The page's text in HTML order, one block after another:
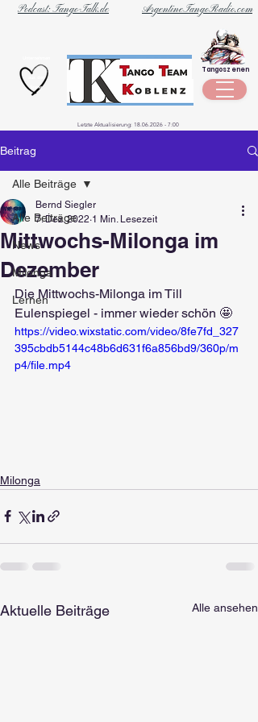
ArgentineTangoRadio.com
Podcast: Tango-Talk.de
Szene
Tangoszenen
Letzte Aktualisierung: 18.06.2026 - 7:00
Beitrag
Alle Beiträge
News
Milonga
Lernen
Alle Beiträge
Mittwochs-Milonga im
Dezember
Bernd Siegler
7. Dez. 2022 1 Min. Lesezeit
Die Mittwochs-Milonga im Till
Eulenspiegel - immer wieder schön 🤩
https://video.wixstatic.com/video/8fe7fd_327
395cbdb5144c48b6d631f6a856bd9/360p/m
p4/file.mp4
Milonga
Aktuelle Beiträge Alle ansehen